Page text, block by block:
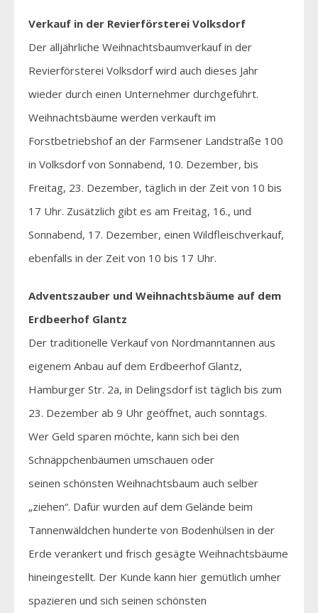
Verkauf in der Revierförsterei Volksdorf
Der alljährliche Weihnachtsbaumverkauf in der
Revierförsterei Volksdorf wird auch dieses Jahr
wieder durch einen Unternehmer durchgeführt.
Weihnachtsbäume werden verkauft im
Forstbetriebshof an der Farmsener Landstraße 100
in Volksdorf von Sonnabend, 10. Dezember, bis
Freitag, 23. Dezember, täglich in der Zeit von 10 bis
17 Uhr. Zusätzlich gibt es am Freitag, 16., und
Sonnabend, 17. Dezember, einen Wildfleischverkauf,
ebenfalls in der Zeit von 10 bis 17 Uhr.
Adventszauber und Weihnachtsbäume auf dem
Erdbeerhof Glantz
Der traditionelle Verkauf von Nordmanntannen aus
eigenem Anbau auf dem Erdbeerhof Glantz,
Hamburger Str. 2a, in Delingsdorf ist täglich bis zum
23. Dezember ab 9 Uhr geöffnet, auch sonntags.
Wer Geld sparen möchte, kann sich bei den
Schnäppchenbäumen umschauen oder
seinen schönsten Weihnachtsbaum auch selber
„ziehen“. Dafür wurden auf dem Gelände beim
Tannenwäldchen hunderte von Bodenhülsen in der
Erde verankert und frisch gesägte Weihnachtsbäume
hineingestellt. Der Kunde kann hier gemütlich umher
spazieren und sich seinen schönsten